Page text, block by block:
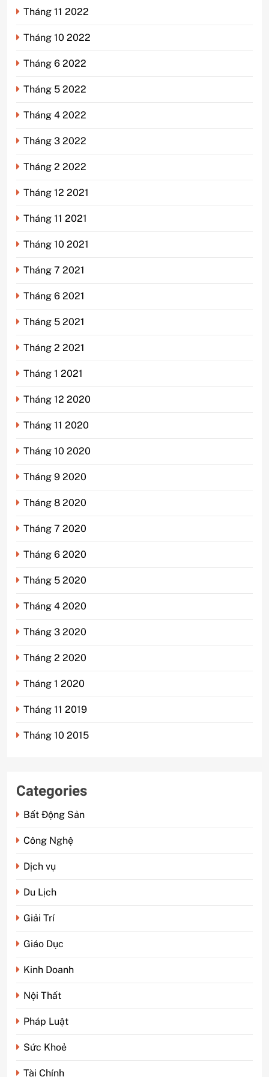
Tháng 11 2022
Tháng 10 2022
Tháng 6 2022
Tháng 5 2022
Tháng 4 2022
Tháng 3 2022
Tháng 2 2022
Tháng 12 2021
Tháng 11 2021
Tháng 10 2021
Tháng 7 2021
Tháng 6 2021
Tháng 5 2021
Tháng 2 2021
Tháng 1 2021
Tháng 12 2020
Tháng 11 2020
Tháng 10 2020
Tháng 9 2020
Tháng 8 2020
Tháng 7 2020
Tháng 6 2020
Tháng 5 2020
Tháng 4 2020
Tháng 3 2020
Tháng 2 2020
Tháng 1 2020
Tháng 11 2019
Tháng 10 2015
Categories
Bất Động Sản
Công Nghệ
Dịch vụ
Du Lịch
Giải Trí
Giáo Dục
Kinh Doanh
Nội Thất
Pháp Luật
Sức Khoẻ
Tài Chính
5